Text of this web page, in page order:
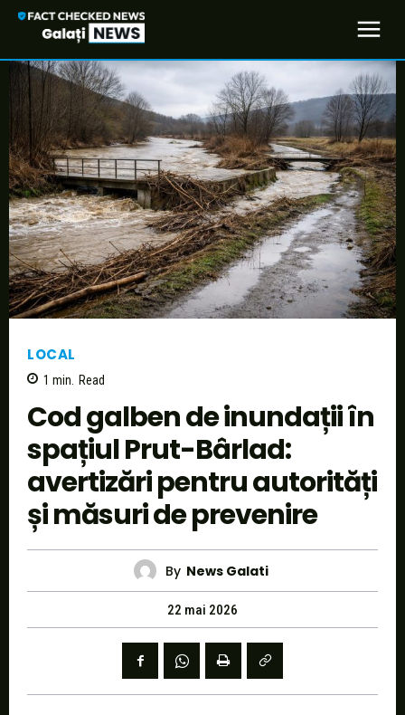
LOCAL
1 min. Read
Cod galben de inundații în
spațiul Prut-Bârlad:
avertizări pentru autorități
și măsuri de prevenire
By News Galati
22 mai 2026